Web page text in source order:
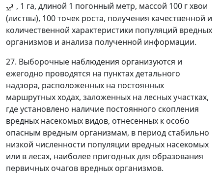
, 1 га, длиной 1 погонный метр, массой 100 г хвои
(листвы), 100 точек роста, получения качественной и
количественной характеристики популяций вредных
организмов и анализа полученной информации.
27. Выборочные наблюдения организуются и
ежегодно проводятся на пунктах детального
надзора, расположенных на постоянных
маршрутных ходах, заложенных на лесных участках,
где установлено наличие постоянного скопления
вредных насекомых видов, отнесенных к особо
опасным вредным организмам, в период стабильно
низкой численности популяции вредных насекомых
или в лесах, наиболее пригодных для образования
первичных очагов вредных организмов.